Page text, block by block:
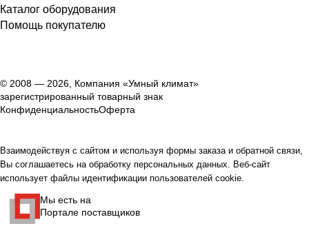
Каталог оборудования
Помощь покупателю
© 2008 — 2026, Компания «Умный климат»
зарегистрированный товарный знак
КонфиденциальностьОферта
Взаимодействуя с сайтом и используя формы заказа и обратной связи,
Вы соглашаетесь на обработку персональных данных. Веб-сайт
использует файлы идентификации пользователей cookie.
Мы есть на
Портале поставщиков